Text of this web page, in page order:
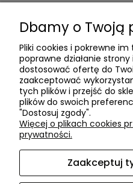
Dla firm
O firmie
Informacje o firmie
Kontakt
dacter.pl
Akcesoria meblowe DAC
Warszawa, woj.
Dbamy o Twoją
Pliki cookies i pokrewne
poprawne działanie
dostosować ofertę do
zaakceptować
tych plików i przejść do
plików do swoich
"Dostosuj zgody".
Więcej o plikach cookies
prywatności.
Zaakceptuj